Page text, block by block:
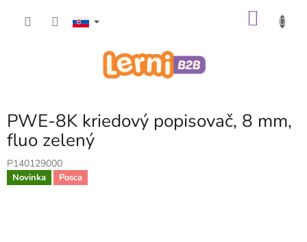
PWE-8K kriedový popisovač, 8 mm,
fluo zelený
P140129000
Novinka Posca